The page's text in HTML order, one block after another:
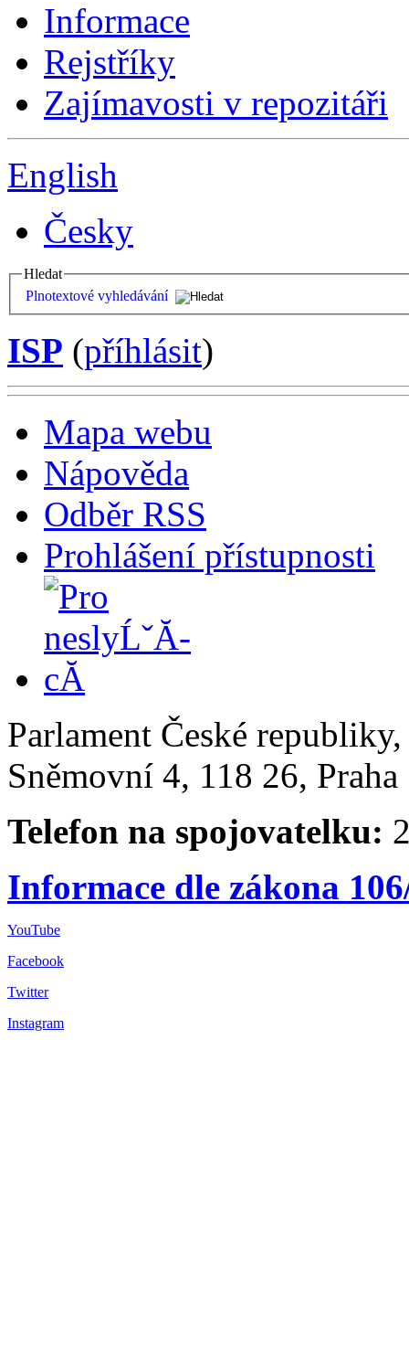
Informace
Rejstříky
Zajímavosti v repozitáři
English
Česky
Hledat
Plnotextové vyhledávání
ISP (příhlásit)
Mapa webu
Nápověda
Odběr RSS
Prohlášení přístupnosti
Parlament České
Sněmovní 4, 118 26,
Telefon na spojovatelku:
Informace dle zákona
YouTube
Facebook
Twitter
Instagram